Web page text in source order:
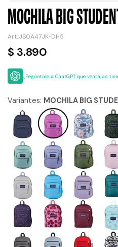
MOCHILA BIG
JS0A47JK-DH5
$ 3.890
¿Pegúntale a ChatGPT que ventajas
Variantes: MOCHILA BIG